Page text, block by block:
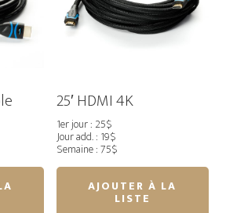
25′ HDMI 4K
1er jour : 25$
Jour add. : 19$
Semaine : 75$
AJOUTER À LA
LISTE